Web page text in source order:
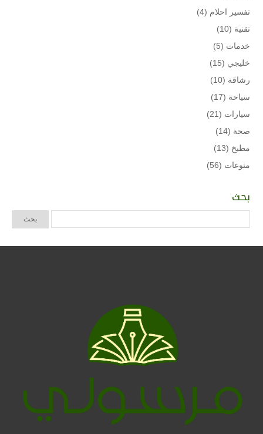
تفسير احلام (4)
تقنية (10)
خدمات (5)
خليجي (15)
رشاقة (10)
سياحة (17)
سيارات (21)
صحة (14)
مطبخ (13)
منوعات (56)
بحث